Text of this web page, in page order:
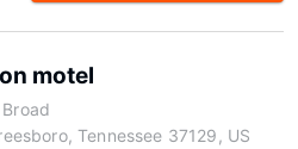
motel
Tennessee 37129, US